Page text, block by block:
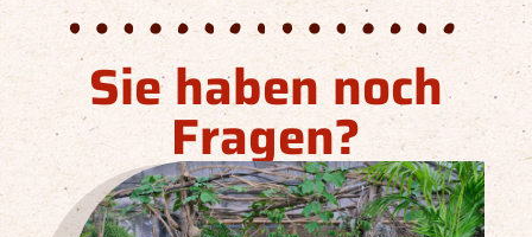
Sie haben noch
Fragen?